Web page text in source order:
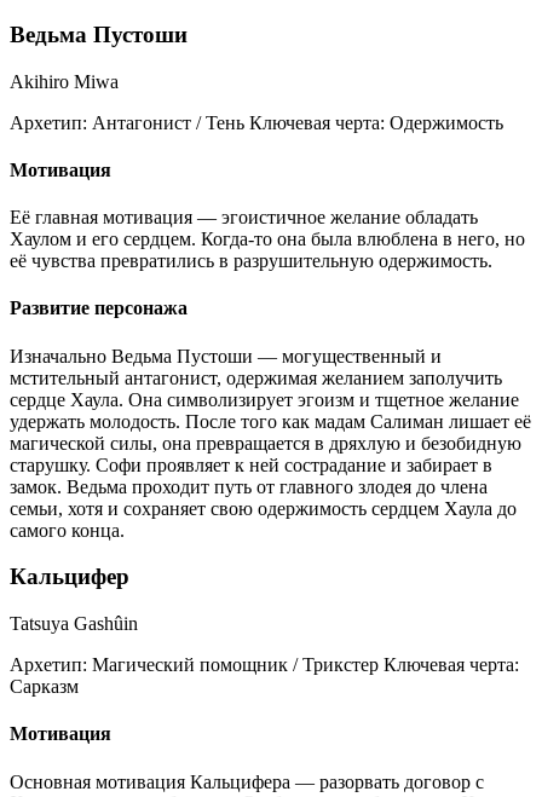
Ведьма Пустоши
Akihiro Miwa
Архетип: Антагонист / Тень Ключевая черта: Одержимость
Мотивация
Её главная мотивация — эгоистичное желание обладать
Хаулом и его сердцем. Когда-то она была влюблена в него, но
её чувства превратились в разрушительную одержимость.
Развитие персонажа
Изначально Ведьма Пустоши — могущественный и
мстительный антагонист, одержимая желанием заполучить
сердце Хаула. Она символизирует эгоизм и тщетное желание
удержать молодость. После того как мадам Салиман лишает её
магической силы, она превращается в дряхлую и безобидную
старушку. Софи проявляет к ней сострадание и забирает в
замок. Ведьма проходит путь от главного злодея до члена
семьи, хотя и сохраняет свою одержимость сердцем Хаула до
самого конца.
Кальцифер
Tatsuya Gashûin
Архетип: Магический помощник / Трикстер Ключевая черта:
Сарказм
Мотивация
Основная мотивация Кальцифера — разорвать договор с